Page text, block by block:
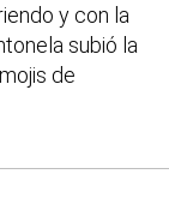
y con la
subió la
de